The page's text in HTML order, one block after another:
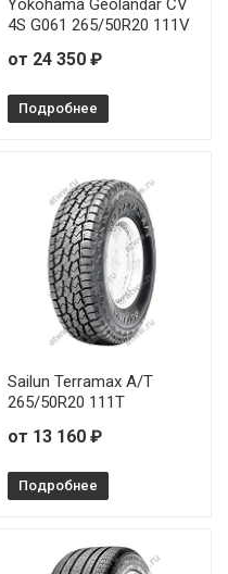
70R17 115S
60R20 115T
65R18 116T
12,5R20 114Q
Yokohama Geolandar CV
4S G061 265/50R20 111V
от 24 350 ₽
Подробнее
Sailun Terramax A/T
265/50R20 111T
от 13 160 ₽
Подробнее